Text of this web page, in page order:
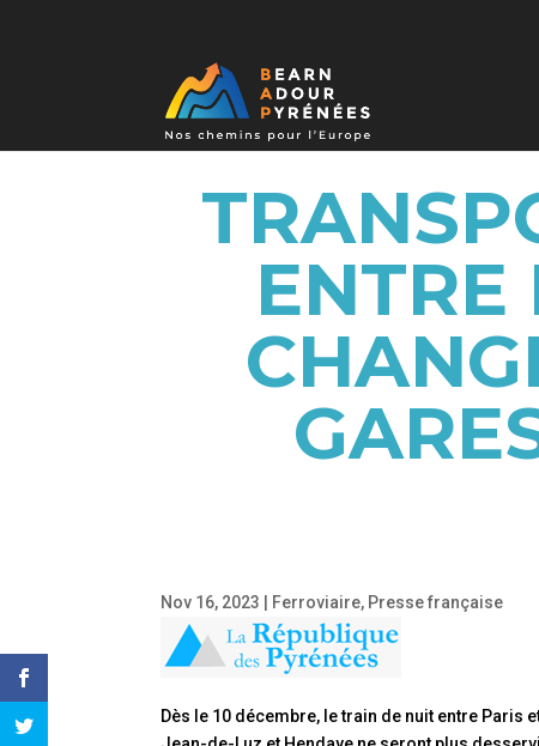
ENTRE
Nov 16, 2023 Ferroviaire, Presse française
Dès le 10 décembre, le train de nuit entre Paris